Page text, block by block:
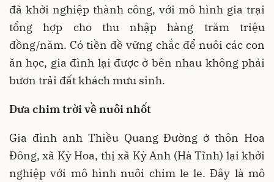
đã khởi nghiệp thành công, với mô hình gia trại
tổng hợp cho thu nhập hàng trăm triệu
đồng/năm. Có tiền đề vững chắc để nuôi các con
ăn học, gia đình lại được ở bên nhau không phải
bươn trải đất khách mưu sinh.
Đưa chim trời về nuôi nhốt
Gia đình anh Thiều Quang Đường ở thôn Hoa
Đông, xã Kỳ Hoa, thị xã Kỳ Anh (Hà Tĩnh) lại khởi
nghiệp với mô hình nuôi chim le le. Đây là mô